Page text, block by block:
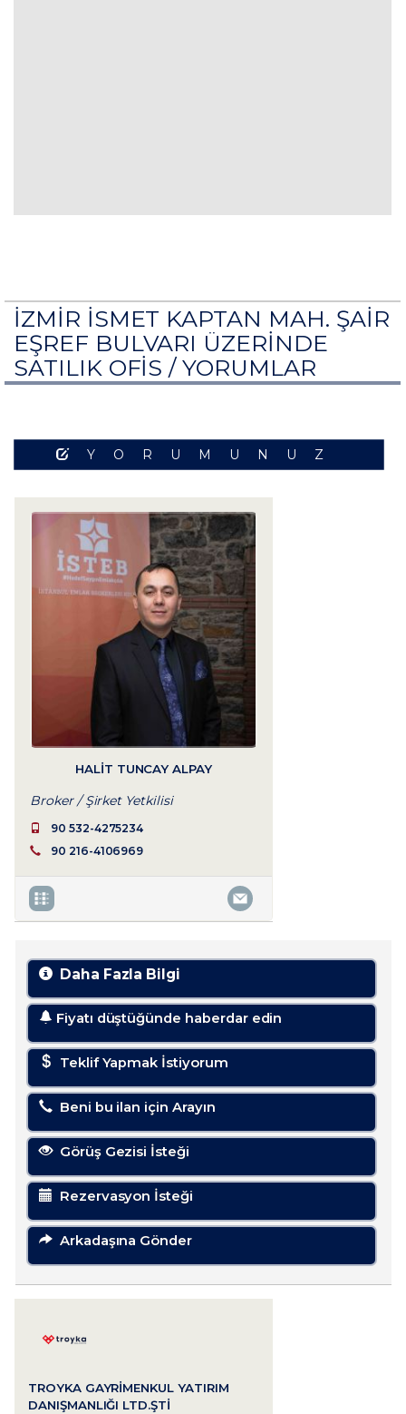
İZMİR İSMET KAPTAN MAH. ŞAİR
EŞREF BULVARI ÜZERİNDE
SATILIK OFİS /YORUMLAR
YORUMUNUZ
HALIT TUNCAY ALPAY
Broker / Şirket Yetkilisi
90 532-4275234
90 216-4106969
Daha Fazla Bilgi
Fiyatı düştüğünde haberdar edin
Teklif Yapmak İstiyorum
Beni bu ilan için Arayın
Görüş Gezisi İsteği
Rezervasyon İsteği
Arkadaşına Gönder
TROYKA GAYRIMENKUL YATIRIM
DANIŞMANLIĞI LTD.ŞTI